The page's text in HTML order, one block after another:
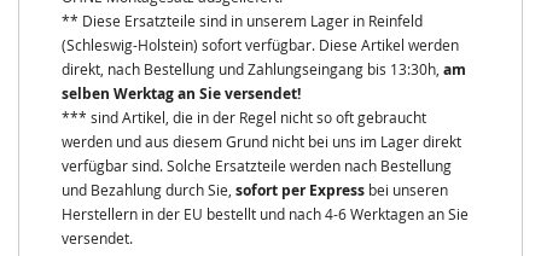
** Diese Ersatzteile sind in unserem Lager in Reinfeld
(Schleswig-Holstein) sofort verfügbar. Diese Artikel werden
direkt, nach Bestellung und Zahlungseingang bis 13:30h, am
selben Werktag an Sie versendet!
*** sind Artikel, die in der Regel nicht so oft gebraucht
werden und aus diesem Grund nicht bei uns im Lager direkt
verfügbar sind. Solche Ersatzteile werden nach Bestellung
und Bezahlung durch Sie, sofort per Express bei unseren
Herstellern in der EU bestellt und nach 4-6 Werktagen an Sie
versendet.